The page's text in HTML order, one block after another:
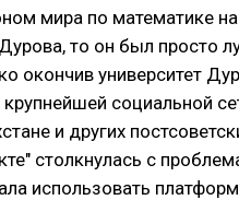
мира по математике
то он был просто
окончив университет
крупнейшей социальной
и других
столкнулась с
использовать